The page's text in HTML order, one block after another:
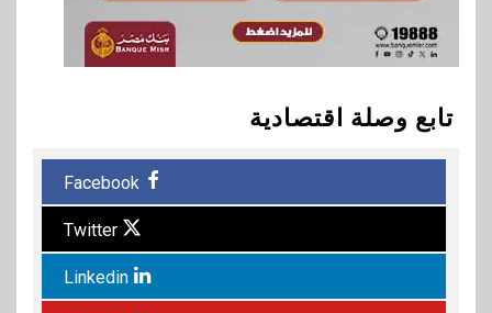
تابع وصلة اقتصادية
Facebook
Twitter
Linkedin